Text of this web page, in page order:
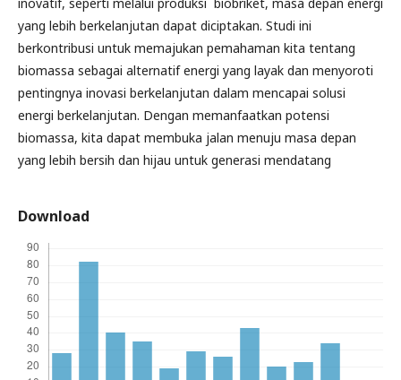
inovatif, seperti melalui produksi biobriket, masa depan energi
yang lebih berkelanjutan dapat diciptakan. Studi ini
berkontribusi untuk memajukan pemahaman kita tentang
biomassa sebagai alternatif energi yang layak dan menyoroti
pentingnya inovasi berkelanjutan dalam mencapai solusi
energi berkelanjutan. Dengan memanfaatkan potensi
biomassa, kita dapat membuka jalan menuju masa depan
yang lebih bersih dan hijau untuk generasi mendatang
Download